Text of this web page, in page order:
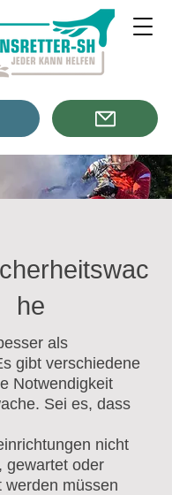
he
als
gibt verschiedene
Notwendigkeit
Sei es, dass
nicht
gewartet oder
werden müssen